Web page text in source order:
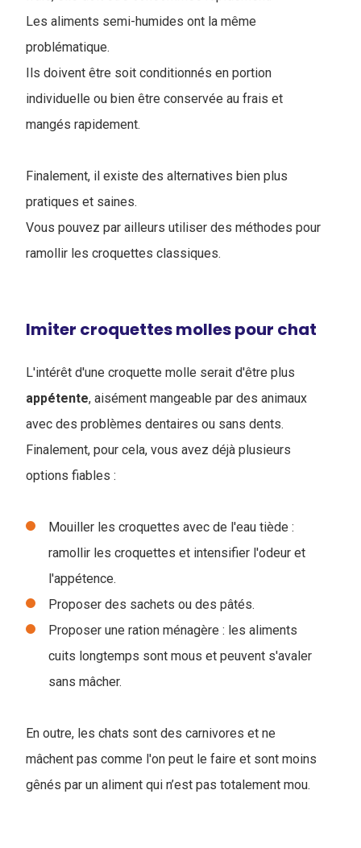
Les aliments semi-humides ont la même
problématique.
Ils doivent être soit conditionnés en portion
individuelle ou bien être conservée au frais et
mangés rapidement.
Finalement, il existe des alternatives bien plus
pratiques et saines.
Vous pouvez par ailleurs utiliser des méthodes pour
ramollir les croquettes classiques.
Imiter croquettes molles pour chat
L'intérêt d'une croquette molle serait d'être plus
appétente, aisément mangeable par des animaux
avec des problèmes dentaires ou sans dents.
Finalement, pour cela, vous avez déjà plusieurs
options fiables :
Mouiller les croquettes avec de l'eau tiède :
ramollir les croquettes et intensifier l'odeur et
l'appétence.
Proposer des sachets ou des pâtés.
Proposer une ration ménagère : les aliments
cuits longtemps sont mous et peuvent s'avaler
sans mâcher.
En outre, les chats sont des carnivores et ne
mâchent pas comme l'on peut le faire et sont moins
gênés par un aliment qui n’est pas totalement mou.